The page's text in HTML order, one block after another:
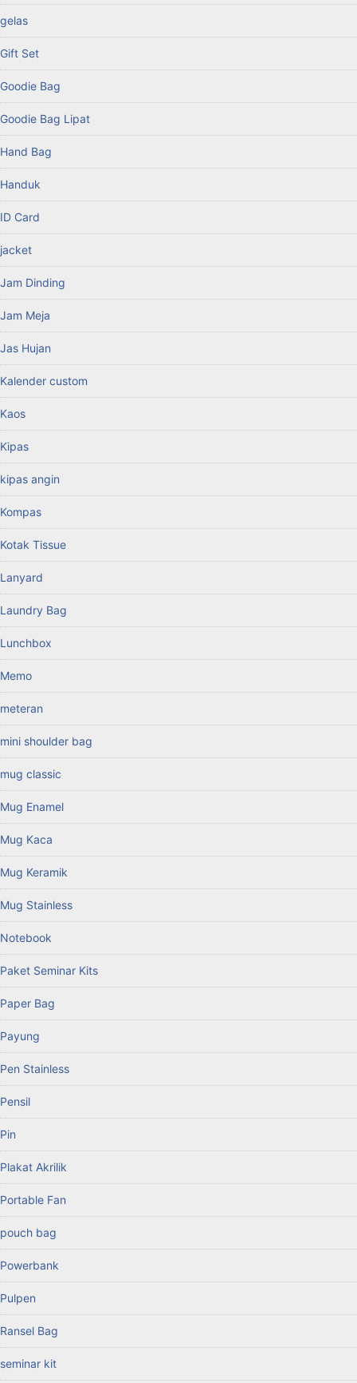
gelas
Gift Set
Goodie Bag
Goodie Bag Lipat
Hand Bag
Handuk
ID Card
jacket
Jam Dinding
Jam Meja
Jas Hujan
Kalender custom
Kaos
Kipas
kipas angin
Kompas
Kotak Tissue
Lanyard
Laundry Bag
Lunchbox
Memo
meteran
mini shoulder bag
mug classic
Mug Enamel
Mug Kaca
Mug Keramik
Mug Stainless
Notebook
Paket Seminar Kits
Paper Bag
Payung
Pen Stainless
Pensil
Pin
Plakat Akrilik
Portable Fan
pouch bag
Powerbank
Pulpen
Ransel Bag
seminar kit